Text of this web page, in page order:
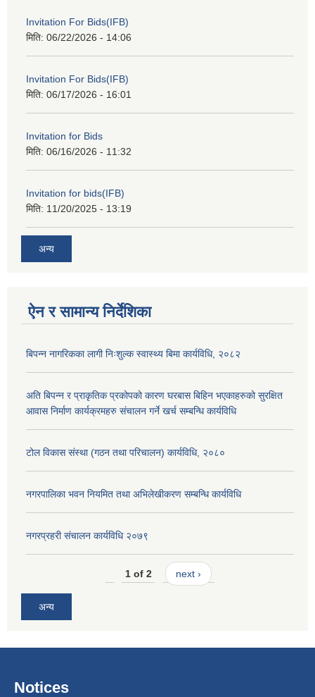
Invitation For Bids(IFB)
मिति: 06/22/2026 - 14:06
Invitation For Bids(IFB)
मिति: 06/17/2026 - 16:01
Invitation for Bids
मिति: 06/16/2026 - 11:32
Invitation for bids(IFB)
मिति: 11/20/2025 - 13:19
अन्य
ऐन र सामान्य निर्देशिका
बिपन्न नागरिकका लागी निःशुल्क स्वास्थ्य बिमा कार्यविधि, २०८२
अति बिपन्न र प्राकृतिक प्रकोपको कारण घरबास बिहिन भएकाहरुको सुरक्षित
आवास निर्माण कार्यक्रमहरु संचालन गर्ने खर्च सम्बन्धि कार्यविधि
टोल विकास संस्था (गठन तथा परिचालन) कार्यविधि, २०८०
नगरपालिका भवन नियमित तथा अभिलेखीकरण सम्बन्धि कार्यविधि
नगरप्रहरी संचालन कार्यविधि २०७९
1 of 2 next ›
अन्य
Notices